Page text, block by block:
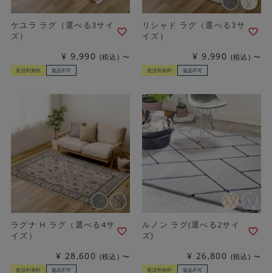
ケユラ ラグ（選べる3サイ
ズ）
¥ 9,990 税込 〜
配送料無料 返品不可
リシャド ラグ（選べる3サ
イズ）
¥ 9,990 税込 〜
配送料無料 返品不可
ラグナ H ラグ（選べる4サ
イズ）
¥ 28,600 税込 〜
配送料無料
返品不可
ルノン ラグ(選べる2サイ
ズ)
¥ 26,800 税込 〜
配送料無料
返品不可